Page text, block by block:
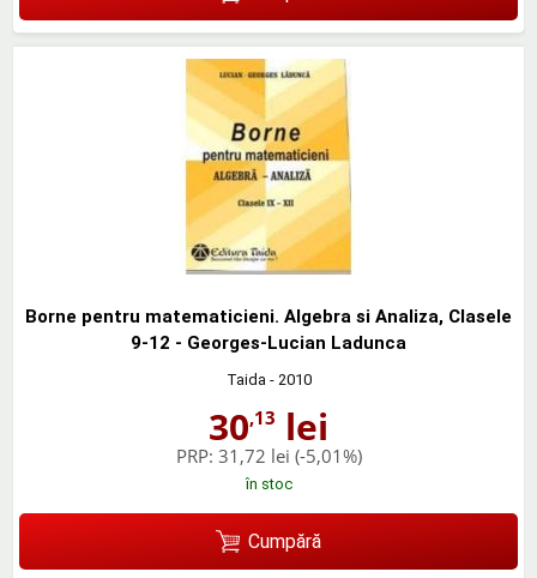
Borne pentru matematicieni. Algebra si Analiza, Clasele
9-12 - Georges-Lucian Ladunca
Taida- 2010
30,13 lei
PRP: 31,72 lei (-5,01%)
în stoc
Cumpără